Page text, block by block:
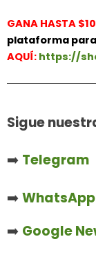
GANA HASTA
plataforma
AQUÍ: https://
Sigue
➡️ Telegram
➡️WhatsApp
➡️ Google